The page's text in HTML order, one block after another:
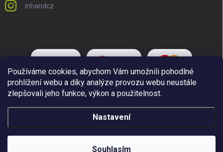
Používáme cookies, abychom Vám umožnili pohodlné
prohlížení webu a díky analýze provozu webu neustále
zlepšovali jeho funkce, výkon a použitelnost.
Nastavení
Souhlasím
inhandcz
Copyright 2026Inhand.cz. Všechna práva vyhrazena.Upravit nastavení
cookies